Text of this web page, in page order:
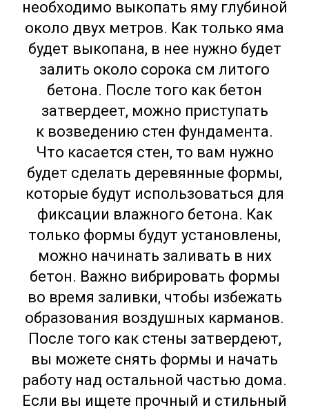
необходимо выкопать яму глубиной
около двух метров. Как только яма
будет выкопана, в нее нужно будет
залить около сорока см литого
бетона. После того как бетон
затвердеет, можно приступать
к возведению стен фундамента.
Что касается стен, то вам нужно
будет сделать деревянные формы,
которые будут использоваться для
фиксации влажного бетона. Как
только формы будут установлены,
можно начинать заливать в них
бетон. Важно вибрировать формы
во время заливки, чтобы избежать
образования воздушных карманов.
После того как стены затвердеют,
вы можете снять формы и начать
работу над остальной частью дома.
Если вы ищете прочный и стильный